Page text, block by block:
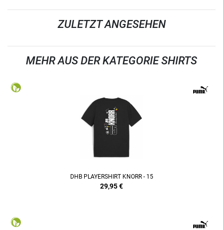
ZULETZT ANGESEHEN
MEHR AUS DER KATEGORIE SHIRTS
DHB PLAYERSHIRT KNORR - 15
29,95€